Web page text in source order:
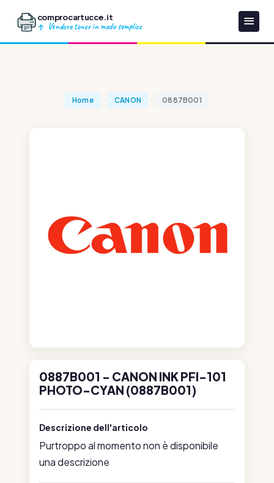
comprocartucce.it
Vendere toner in modo semplice
Home CANON 0887B001
0887B001 - CANON INK PFI-101
PHOTO-CYAN (0887B001)
Descrizione dell'articolo
Purtroppo al momento non è disponibile
una descrizione